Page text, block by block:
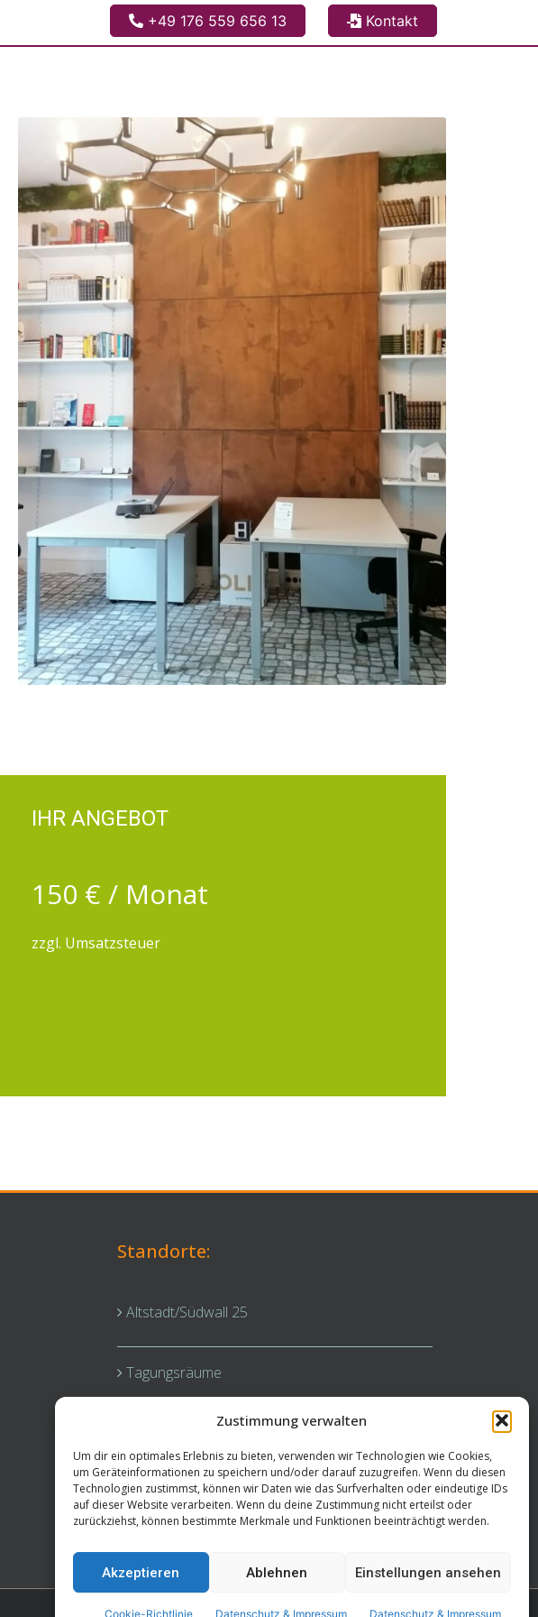
Zustimmung verwalten
Um dir ein optimales Erlebnis zu bieten, verwenden wir Technologien wie Cookies,
um Geräteinformationen zu speichern und/oder darauf zuzugreifen. Wenn du diesen
Technologien zustimmst, können wir Daten wie das Surfverhalten oder eindeutige IDs
auf dieser Website verarbeiten. Wenn du deine Zustimmung nicht erteilst oder
zurückziehst, können bestimmte Merkmale und Funktionen beeinträchtigt werden.
Akzeptieren Ablehnen Einstellungen ansehen
Cookie-Richtlinie Datenschutz & Impressum Datenschutz & Impressum
+49 176 559 656 13 Kontakt
IHR ANGEBOT
150 € / Monat
zzgl. Umsatzsteuer
Standorte:
Altstadt/Südwall 25
Tagungsräume
Flex-Desks